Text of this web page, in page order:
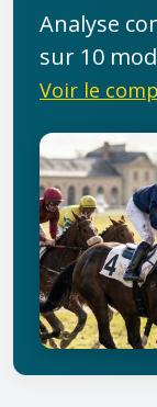
Analyse
sur 10
Voir le